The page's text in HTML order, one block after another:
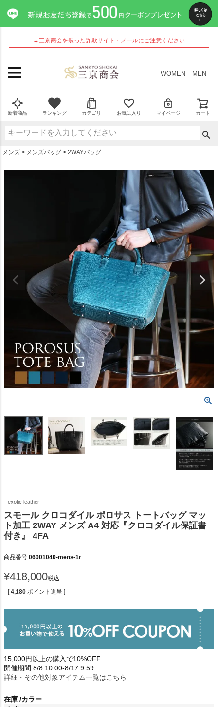
→三京商会を装った詐欺サイト・メールにご注意ください
WOMEN MEN
新着商品 ランキング カテゴリ お気に入り マイページ カート
メンズ メンズバッグ 2WAYバッグ
exotic leather
スモール クロコダイル ポロサス トートバッグ マッ
ト加工 2WAY メンズ A4 対応『クロコダイル保証書
付き』 4FA
商品番号 06001040-mens-1r
¥418,000税込
[ 4,180 ポイント進呈 ]
15,000円以上の購入で10%OFF
開催期間:8/8 10:00-8/17 9:59
詳細・その他対象アイテム一覧はこちら
在庫 カラー
ペー
ジト
ップ
へ